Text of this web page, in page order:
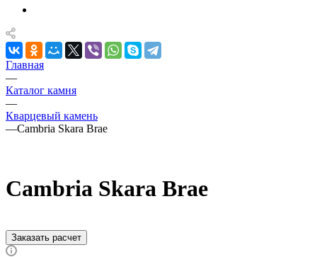
Главная
—
Каталог камня
—
Кварцевый камень
—Cambria Skara Brae
Cambria Skara Brae
Заказать расчет